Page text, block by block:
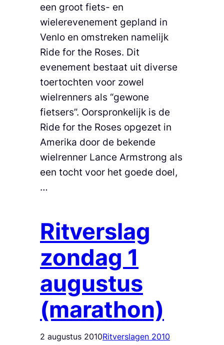
een groot fiets- en
wielerevenement gepland in
Venlo en omstreken namelijk
Ride for the Roses. Dit
evenement bestaat uit diverse
toertochten voor zowel
wielrenners als “gewone
fietsers”. Oorspronkelijk is de
Ride for the Roses opgezet in
Amerika door de bekende
wielrenner Lance Armstrong als
een tocht voor het goede doel,
…
Ritverslag
zondag 1
augustus
(marathon)
2 augustus 2010Ritverslagen 2010